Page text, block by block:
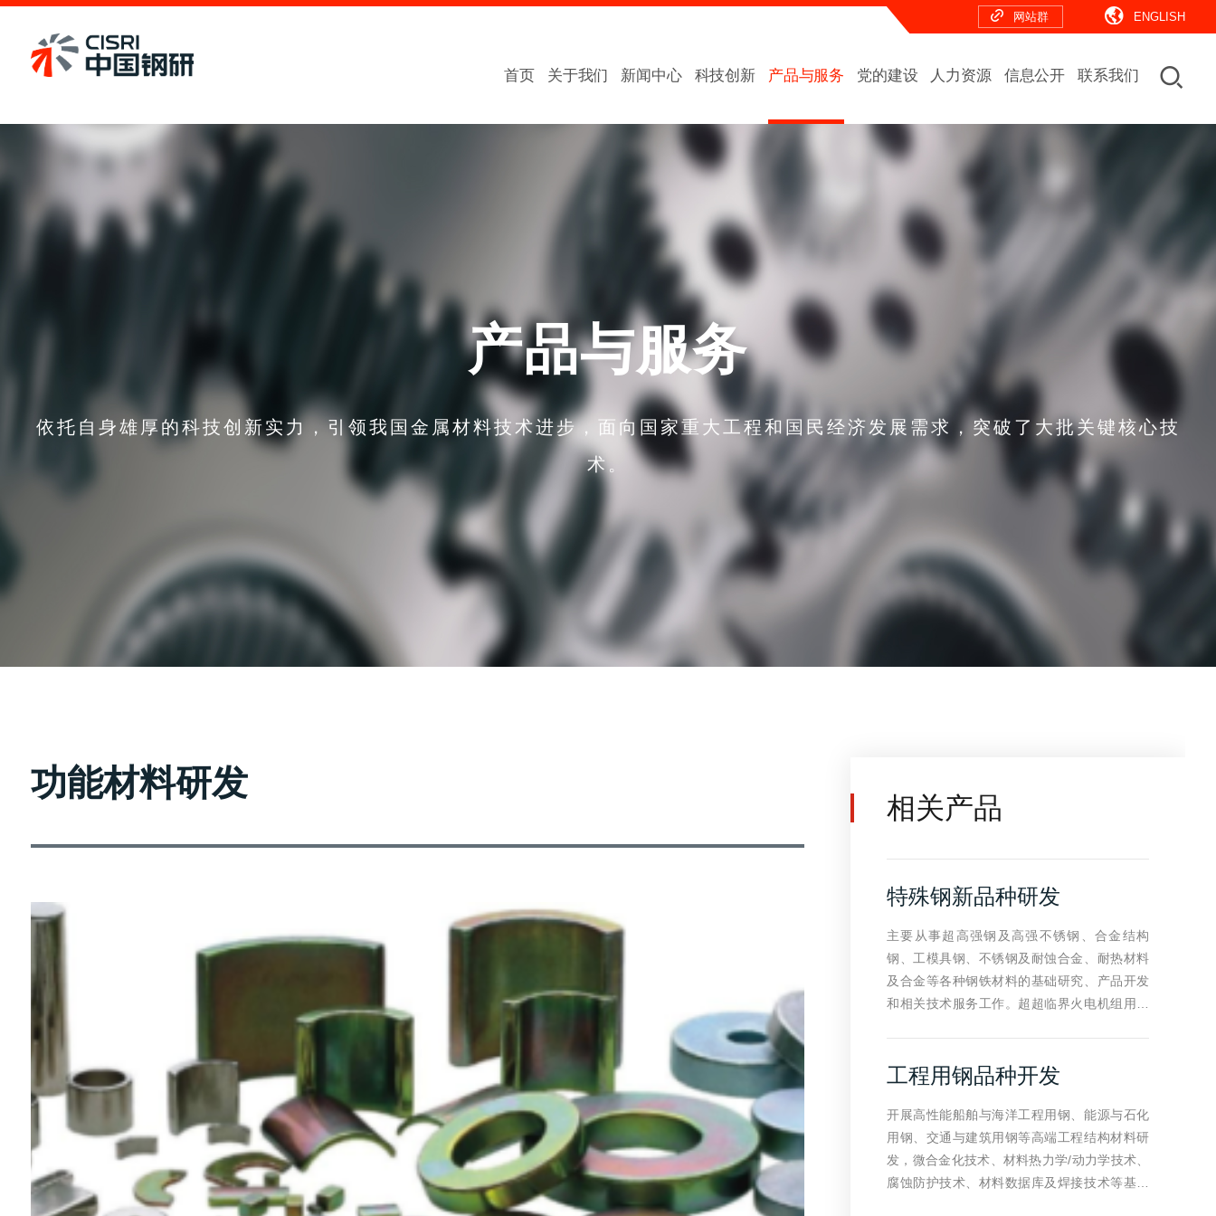
网站群 ENGLISH
首页 关于我们 新闻中心 科技创新 产品与服务 党的建设 人力资源 信息公开 联系我们
产品与服务
依托自身雄厚的科技创新实力，引领我国金属材料技术进步，面向国家重大工程和国民经济发展需求，突破了大批关键核心技
术。
功能材料研发
相关产品
特殊钢新品种研发
主要从事超高强钢及高强不锈钢、合金结构
钢、工模具钢、不锈钢及耐蚀合金、耐热材料
及合金等各种钢铁材料的基础研究、产品开发
和相关技术服务工作。超超临界火电机组用系
工程用钢品种开发
开展高性能船舶与海洋工程用钢、能源与石化
用钢、交通与建筑用钢等高端工程结构材料研
发，微合金化技术、材料热力学/动力学技术、
腐蚀防护技术、材料数据库及焊接技术等基础